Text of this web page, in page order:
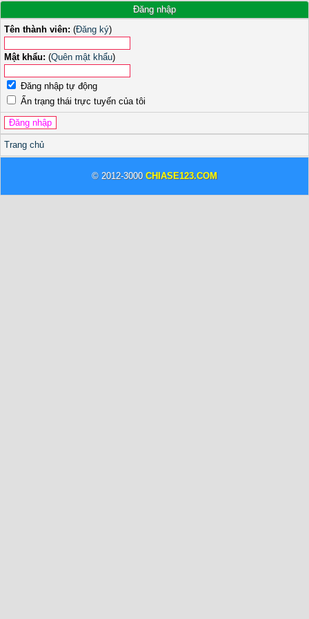
Đăng nhập
Tên thành viên: (Đăng ký)
Mật khẩu: (Quên mật khẩu)
Đăng nhập tự động
Ẩn trạng thái trực tuyến của tôi
Trang chủ
© 2012-3000 CHIASE123.COM